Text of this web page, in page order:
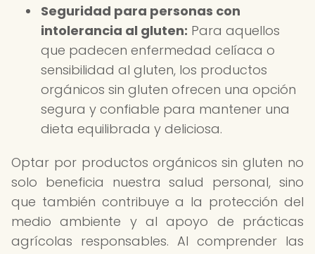
Seguridad para personas con
intolerancia al gluten: Para aquellos
que padecen enfermedad celíaca o
sensibilidad al gluten, los productos
orgánicos sin gluten ofrecen una opción
segura y confiable para mantener una
dieta equilibrada y deliciosa.
Optar por productos orgánicos sin gluten no
solo beneficia nuestra salud personal, sino
que también contribuye a la protección del
medio ambiente y al apoyo de prácticas
agrícolas responsables. Al comprender las